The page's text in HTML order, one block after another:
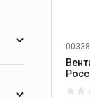
6
6